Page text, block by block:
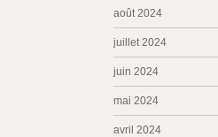
août 2024
juillet 2024
juin 2024
mai 2024
avril 2024